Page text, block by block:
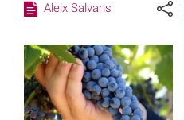
Aleix Salvans